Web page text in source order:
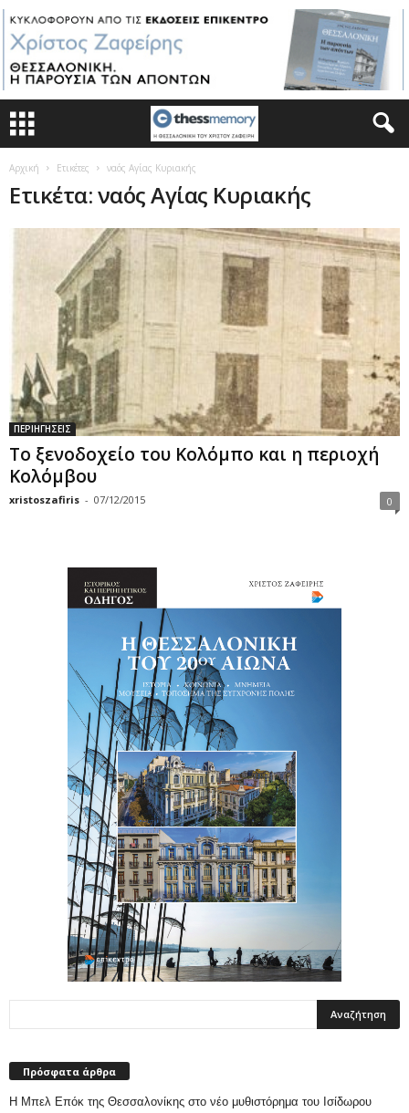
Αρχική Ετικέτες ναός Αγίας Κυριακής
Ετικέτα: ναός Αγίας Κυριακής
ΠΕΡΙΗΓΗΣΕΙΣ
Το ξενοδοχείο του Κολόμπο και η περιοχή
Κολόμβου
xristoszafiris - 07/12/2015 0
Πρόσφατα άρθρα
Η Μπελ Επόκ της Θεσσαλονίκης στο νέο μυθιστόρημα του Ισίδωρου